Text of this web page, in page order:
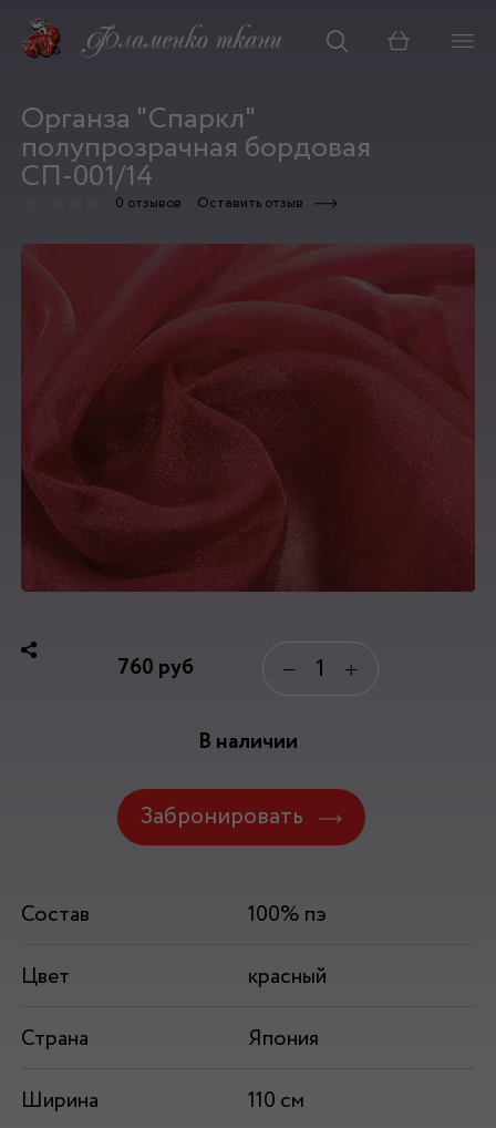
Корзина
Органза "Спаркл"
полупрозрачная бордовая
СП-001/14
0 отзывов Оставить отзыв
760 руб − +
В наличии
Забронировать
Состав
100% пэ
Цвет
красный
Страна
Япония
Ширина
110 см